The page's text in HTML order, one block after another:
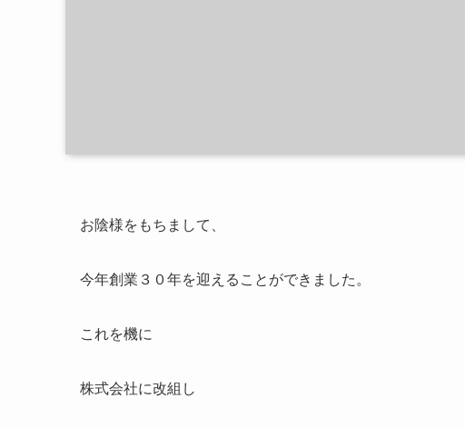
お陰様をもちまして、
今年創業３０年を迎えることができました。
これを機に
株式会社に改組し